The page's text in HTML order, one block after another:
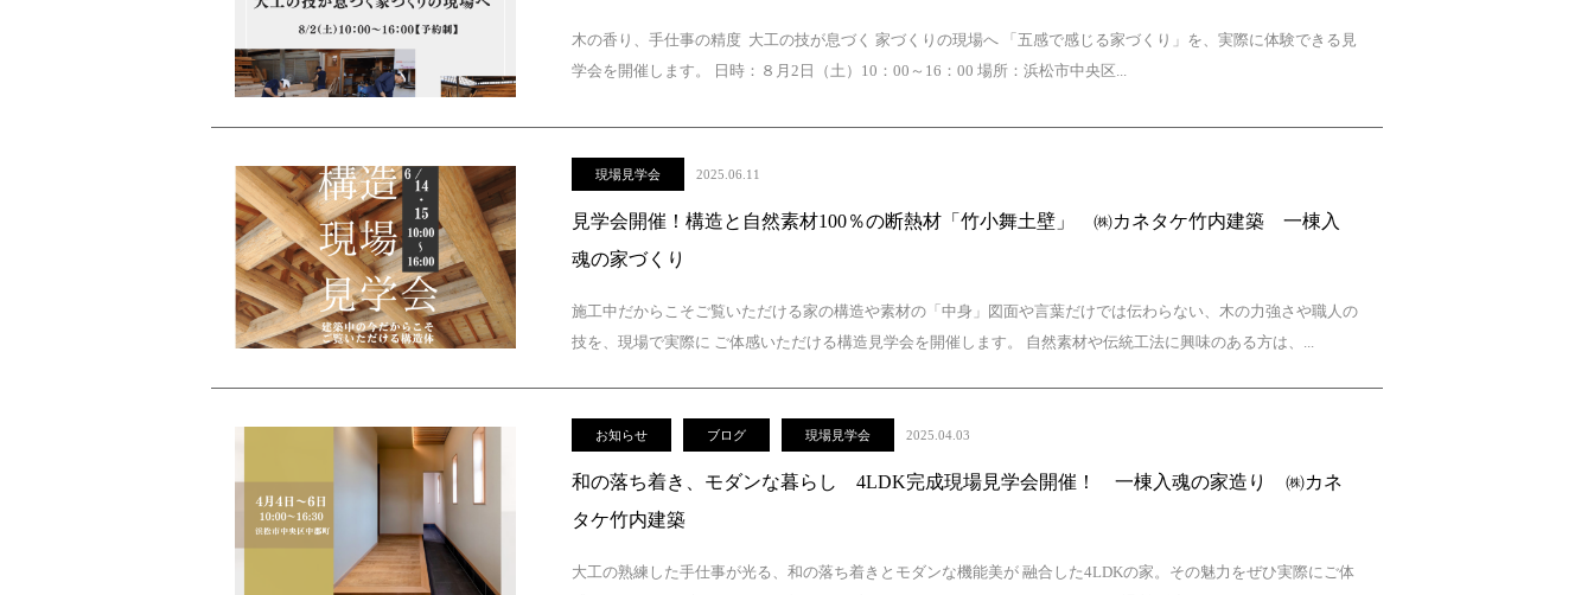
木の香り、手仕事の精度 大工の技が息づく 家づくりの現場へ 「五感で感じる家づくり」を、実際に体験できる見
学会を開催します。 日時：８月2日（土）10：00～16：00 場所：浜松市中央区...
現場見学会 2025.06.11
見学会開催！構造と自然素材100％の断熱材「竹小舞土壁」 ㈱カネタケ竹内建築 一棟入
魂の家づくり
施工中だからこそご覧いただける家の構造や素材の「中身」図面や言葉だけでは伝わらない、木の力強さや職人の
技を、現場で実際に ご体感いただける構造見学会を開催します。 自然素材や伝統工法に興味のある方は、...
お知らせ ブログ 現場見学会 2025.04.03
和の落ち着き、モダンな暮らし 4LDK完成現場見学会開催！ 一棟入魂の家造り ㈱カネ
タケ竹内建築
大工の熟練した手仕事が光る、和の落ち着きとモダンな機能美が 融合した4LDKの家。その魅力をぜひ実際にご体